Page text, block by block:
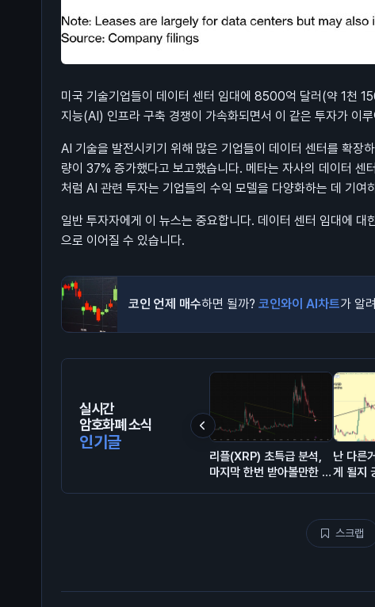
미국 기술기업들이 데이터 센터 임대에 8500억 달러(약 1천
지능(AI) 인프라 구축 경쟁이 가속화되면서 이 같은 투자가 이
AI 기술을 발전시키기 위해 많은 기업들이 데이터 센터를 확장
량이 37% 증가했다고 보고했습니다. 메타는 자사의 데이터
처럼 AI 관련 투자는 기업들의 수익 모델을 다양화하는 데 기여
일반 투자자에게 이 뉴스는 중요합니다. 데이터 센터 임대에
으로 이어질 수 있습니다.
코인 언제 매수하면 될까? 코인와이 AI차트가 알
실시간
암호화폐 소식
인기글
리플(XRP) 초특급 분석,
마지막 한번 받아볼만한 자
난 다른
게 될지
스크랩